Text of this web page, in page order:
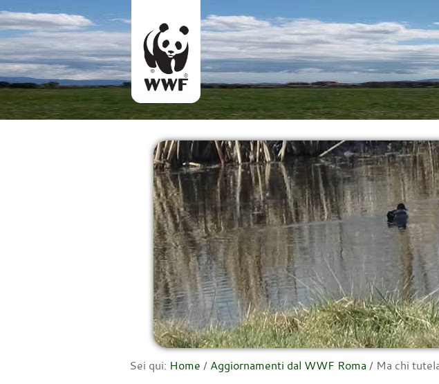
Sei qui: Home / Aggiornamenti dal WWF Roma / Ma chi